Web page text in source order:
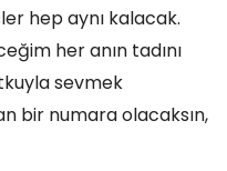
hep aynı kalacak.
her anın tadını
sevmek
bir numara olacaksın,